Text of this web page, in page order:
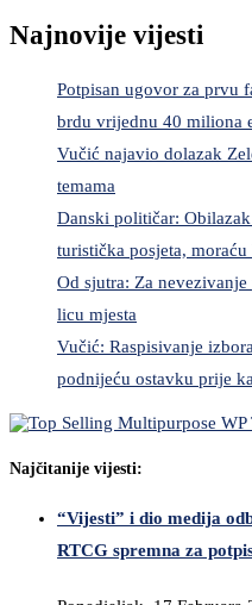
Najnovije vijesti
Potpisan ugovor za prvu
brdu vrijednu 40 miliona
Vučić najavio dolazak
temama
Danski političar:
turistička posjeta,
Od sjutra: Za
licu mjesta
Vučić: Raspisivanje
podnijeću ostavku prije
Najčitanije vijesti:
“Vijesti” i dio medija
RTCG spremna za